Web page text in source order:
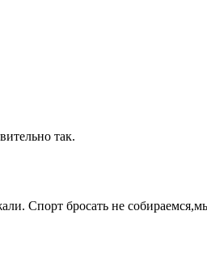
так.
Спорт бросать не